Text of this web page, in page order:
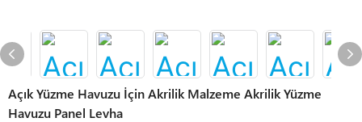
Açık Yüzme Havuzu İçin Akrilik Malzeme Akrilik Yüzme
Havuzu Panel Levha